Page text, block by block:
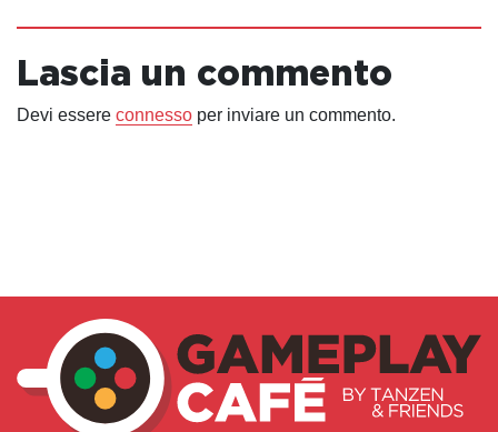
Lascia un commento
Devi essere connesso per inviare un commento.